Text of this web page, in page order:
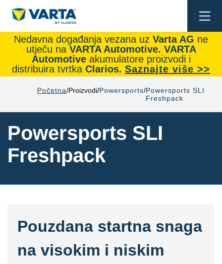
Nedavna događanja vezana uz Varta AG ne
utječu na VARTA Automotive. VARTA
Automotiveakumulatore proizvodi i
distribuira tvrtka Clarios. Saznajte više >>
Početna Proizvodi Powersports Powersports SLI
Freshpack
Powersports SLI
Freshpack
Pouzdana startna snaga
na visokim i niskim